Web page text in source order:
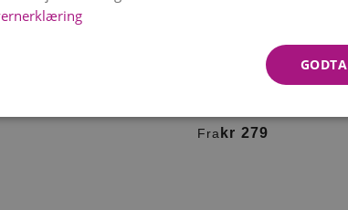
08. august
KLASSISK BÅREKRANS I
Fra kr 279